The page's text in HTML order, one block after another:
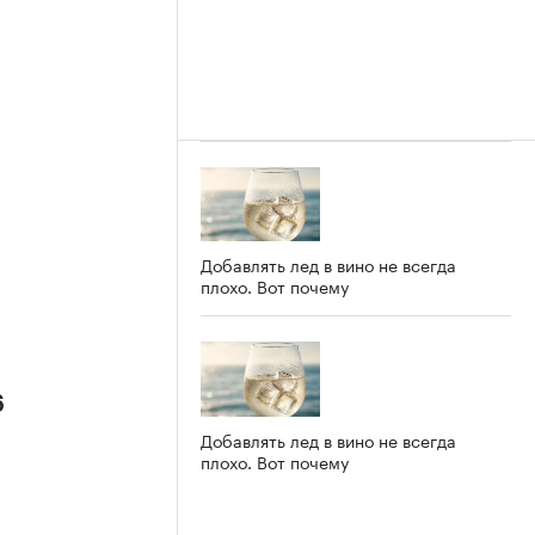
Добавлять лед в вино не всегда
плохо. Вот почему
Добавлять лед в вино не всегда
плохо. Вот почему